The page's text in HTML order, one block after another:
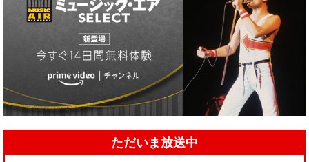
ただいま放送中